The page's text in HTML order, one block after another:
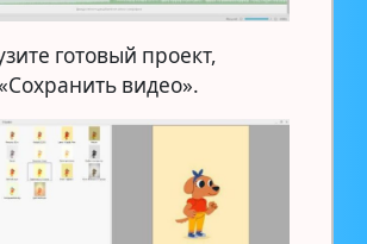
готовый проект,
видео».